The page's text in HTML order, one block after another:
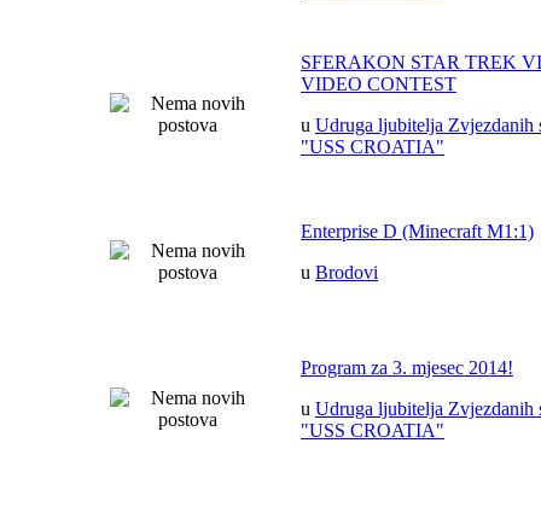
SFERAKON STAR TREK
VIDEO CONTEST
u Udruga ljubitelja Zvjezdanih
"USS CROATIA"
Enterprise D (Minecraft M1:1)
u Brodovi
Program za 3. mjesec 2014!
u Udruga ljubitelja Zvjezdanih
"USS CROATIA"